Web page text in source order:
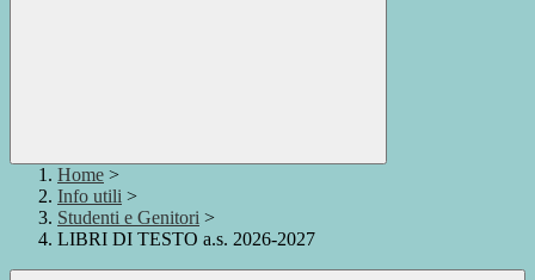
Home >
Info utili >
Studenti e Genitori >
LIBRI DI TESTO a.s. 2026-2027